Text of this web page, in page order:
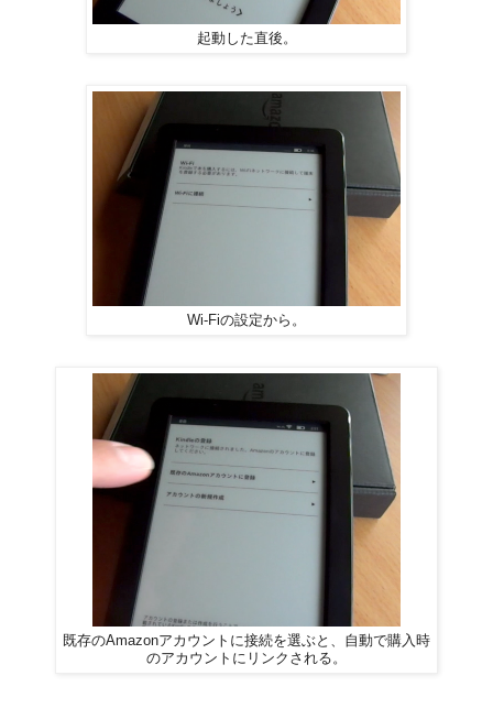
起動した直後。
Wi-Fiの設定から。
既存のAmazonアカウントに接続を選ぶと、自動で購入時
のアカウントにリンクされる。